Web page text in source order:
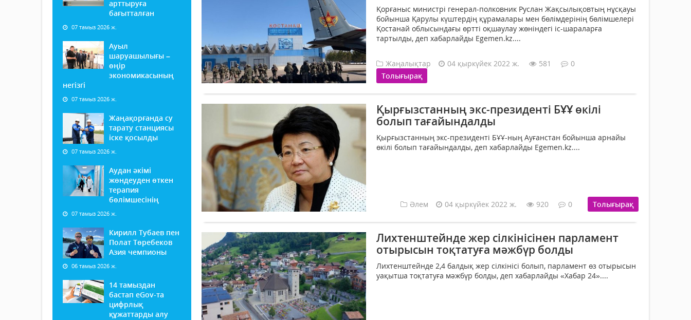
арттыруға
бағытталған
07 тамыз 2026 ж.
Ауыл
шаруашылығы –
өңір
экономикасының
негізгі
07 тамыз 2026 ж.
Жаңақорғанда су
тарату станциясы
іске қосылды
07 тамыз 2026 ж.
Аудан әкімі
жөндеуден өткен
терапия
бөлімшесінің
07 тамыз 2026 ж.
Кирилл Тубаев пен
Полат Төребеков
Азия чемпионы
06 тамыз 2026 ж.
14 тамыздан
бастап еGov-та
цифрлық
құжаттарды алу
Қорғаныс министрі генерал-полковник Руслан Жақсылықовтың нұсқауы
бойынша Қарулы күштердің құрамалары мен бөлімдерінің бөлімшелері
Қостанай облысындағы өртті оқшаулау жөніндегі іс-шараларға
тартылды, деп хабарлайды Egemen.kz....
Жаңалықтар 04 қыркүйек 2022 ж. 581
0
Толығырақ
Қырғызстанның экс-президенті БҰҰ өкілі
болып тағайындалды
Қырғызстанның экс-президенті БҰҰ-ның Ауғанстан бойынша арнайы
өкілі болып тағайындалды, деп хабарлайды Egemen.kz....
Әлем 04 қыркүйек 2022 ж. 920 0 Толығырақ
Лихтенштейнде жер сілкінісінен парламент
отырысын тоқтатуға мәжбүр болды
Лихтенштейнде 2,4 балдық жер сілкінісі болып, парламент өз отырысын
уақытша тоқтатуға мәжбүр болды, деп хабарлайды «Хабар 24»....